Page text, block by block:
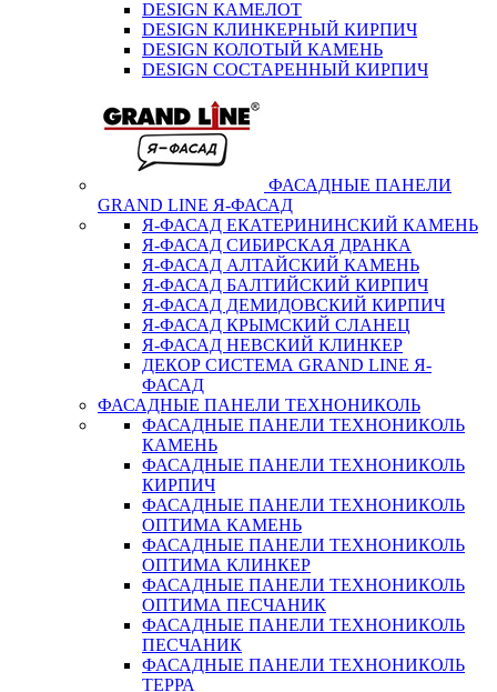
DESIGN КАМЕЛОТ
DESIGN КЛИНКЕРНЫЙ КИРПИЧ
DESIGN КОЛОТЫЙ КАМЕНЬ
DESIGN СОСТАРЕННЫЙ КИРПИЧ
ФАСАДНЫЕ ПАНЕЛИ
GRAND LINE Я-ФАСАД
Я-ФАСАД ЕКАТЕРИНИНСКИЙ КАМЕНЬ
Я-ФАСАД СИБИРСКАЯ ДРАНКА
Я-ФАСАД АЛТАЙСКИЙ КАМЕНЬ
Я-ФАСАД БАЛТИЙСКИЙ КИРПИЧ
Я-ФАСАД ДЕМИДОВСКИЙ КИРПИЧ
Я-ФАСАД КРЫМСКИЙ СЛАНЕЦ
Я-ФАСАД НЕВСКИЙ КЛИНКЕР
ДЕКОР СИСТЕМА GRAND LINE Я-
ФАСАД
ФАСАДНЫЕ ПАНЕЛИ ТЕХНОНИКОЛЬ
ФАСАДНЫЕ ПАНЕЛИ ТЕХНОНИКОЛЬ
КАМЕНЬ
ФАСАДНЫЕ ПАНЕЛИ ТЕХНОНИКОЛЬ
КИРПИЧ
ФАСАДНЫЕ ПАНЕЛИ ТЕХНОНИКОЛЬ
ОПТИМА КАМЕНЬ
ФАСАДНЫЕ ПАНЕЛИ ТЕХНОНИКОЛЬ
ОПТИМА КЛИНКЕР
ФАСАДНЫЕ ПАНЕЛИ ТЕХНОНИКОЛЬ
ОПТИМА ПЕСЧАНИК
ФАСАДНЫЕ ПАНЕЛИ ТЕХНОНИКОЛЬ
ПЕСЧАНИК
ФАСАДНЫЕ ПАНЕЛИ ТЕХНОНИКОЛЬ
ТЕРРА